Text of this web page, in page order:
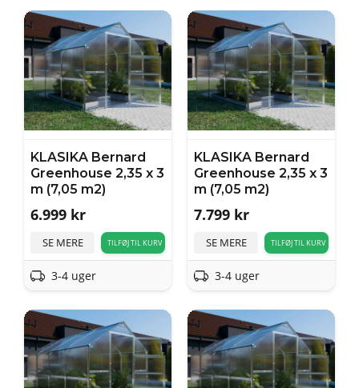
KLASIKA Bernard
Greenhouse 2,35 x 3
m (7,05 m2)
6.999 kr
SE MERE TILFØJ TIL KURV
3-4 uger
KLASIKA Bernard
Greenhouse 2,35 x 3
m (7,05 m2)
7.799 kr
SE MERE TILFØJ TIL KURV
3-4 uger